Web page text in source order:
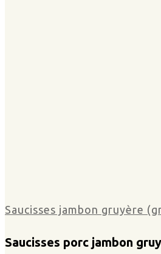
Saucisses jambon gruyère
Saucisses porc jambon